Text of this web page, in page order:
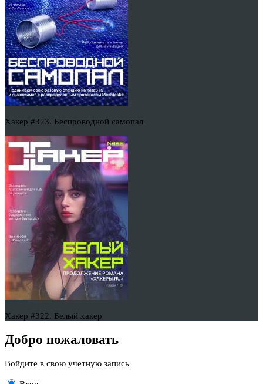
Хакер #323. Беспроводной самопал
Хакер #322. Белый хакер
Добро пожаловать
Войдите в свою учетную запись